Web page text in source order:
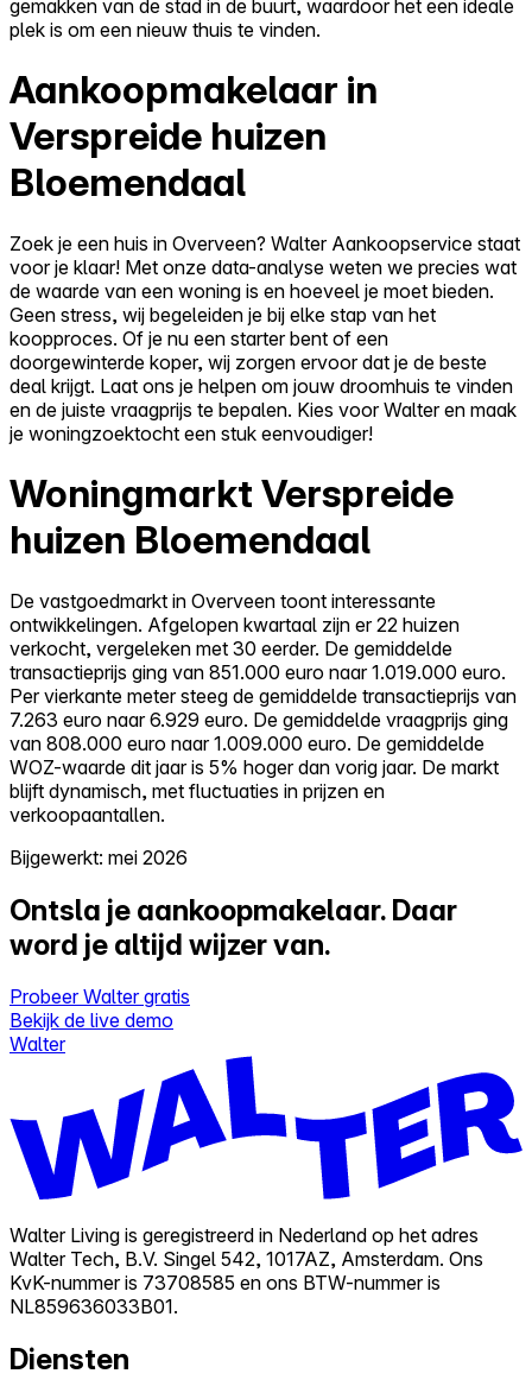
gemakken van de stad in de buurt, waardoor het een ideale
plek is om een nieuw thuis te vinden.
Aankoopmakelaar in
Verspreide huizen
Bloemendaal
Zoek je een huis in Overveen? Walter Aankoopservice staat
voor je klaar! Met onze data-analyse weten we precies wat
de waarde van een woning is en hoeveel je moet bieden.
Geen stress, wij begeleiden je bij elke stap van het
koopproces. Of je nu een starter bent of een
doorgewinterde koper, wij zorgen ervoor dat je de beste
deal krijgt. Laat ons je helpen om jouw droomhuis te vinden
en de juiste vraagprijs te bepalen. Kies voor Walter en maak
je woningzoektocht een stuk eenvoudiger!
Woningmarkt Verspreide
huizen Bloemendaal
De vastgoedmarkt in Overveen toont interessante
ontwikkelingen. Afgelopen kwartaal zijn er 22 huizen
verkocht, vergeleken met 30 eerder. De gemiddelde
transactieprijs ging van 851.000 euro naar 1.019.000 euro.
Per vierkante meter steeg de gemiddelde transactieprijs van
7.263 euro naar 6.929 euro. De gemiddelde vraagprijs ging
van 808.000 euro naar 1.009.000 euro. De gemiddelde
WOZ-waarde dit jaar is 5% hoger dan vorig jaar. De markt
blijft dynamisch, met fluctuaties in prijzen en
verkoopaantallen.
Bijgewerkt: mei 2026
Ontsla je aankoopmakelaar. Daar
word je altijd wijzer van.
Probeer Walter gratis
Bekijk de live demo
Walter
Walter Living is geregistreerd in Nederland op het adres
Walter Tech, B.V. Singel 542, 1017AZ, Amsterdam. Ons
KvK-nummer is 73708585 en ons BTW-nummer is
NL859636033B01.
Diensten